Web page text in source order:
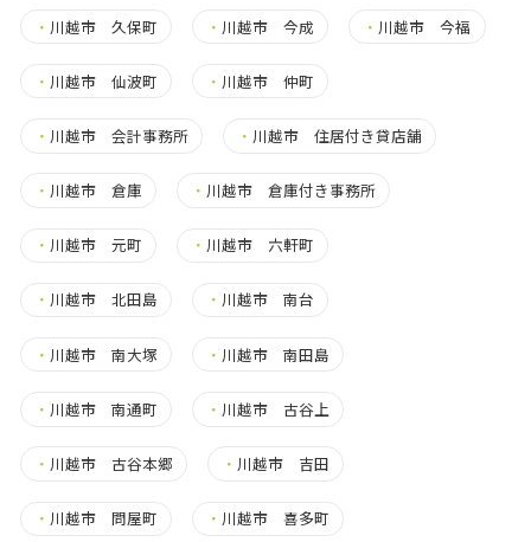
・ 川越市 久保町 ・ 川越市 今成 ・ 川越市 今福
・ 川越市 仙波町 ・ 川越市 仲町
・ 川越市 会計事務所 ・ 川越市 住居付き貸店舗
・ 川越市 倉庫 ・ 川越市 倉庫付き事務所
・ 川越市 元町 ・ 川越市 六軒町
・ 川越市 北田島 ・ 川越市 南台
・ 川越市 南大塚 ・ 川越市 南田島
・ 川越市 南通町 ・ 川越市 古谷上
・ 川越市 古谷本郷 ・ 川越市 吉田
・ 川越市 問屋町 ・ 川越市 喜多町